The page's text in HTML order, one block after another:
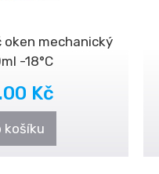
oken mechanický
-18°C
Kč
košíku